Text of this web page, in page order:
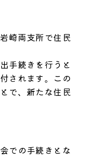
崎両支所で住民
手続きを行うと
されます。この
で、新たな住民
での手続きとな